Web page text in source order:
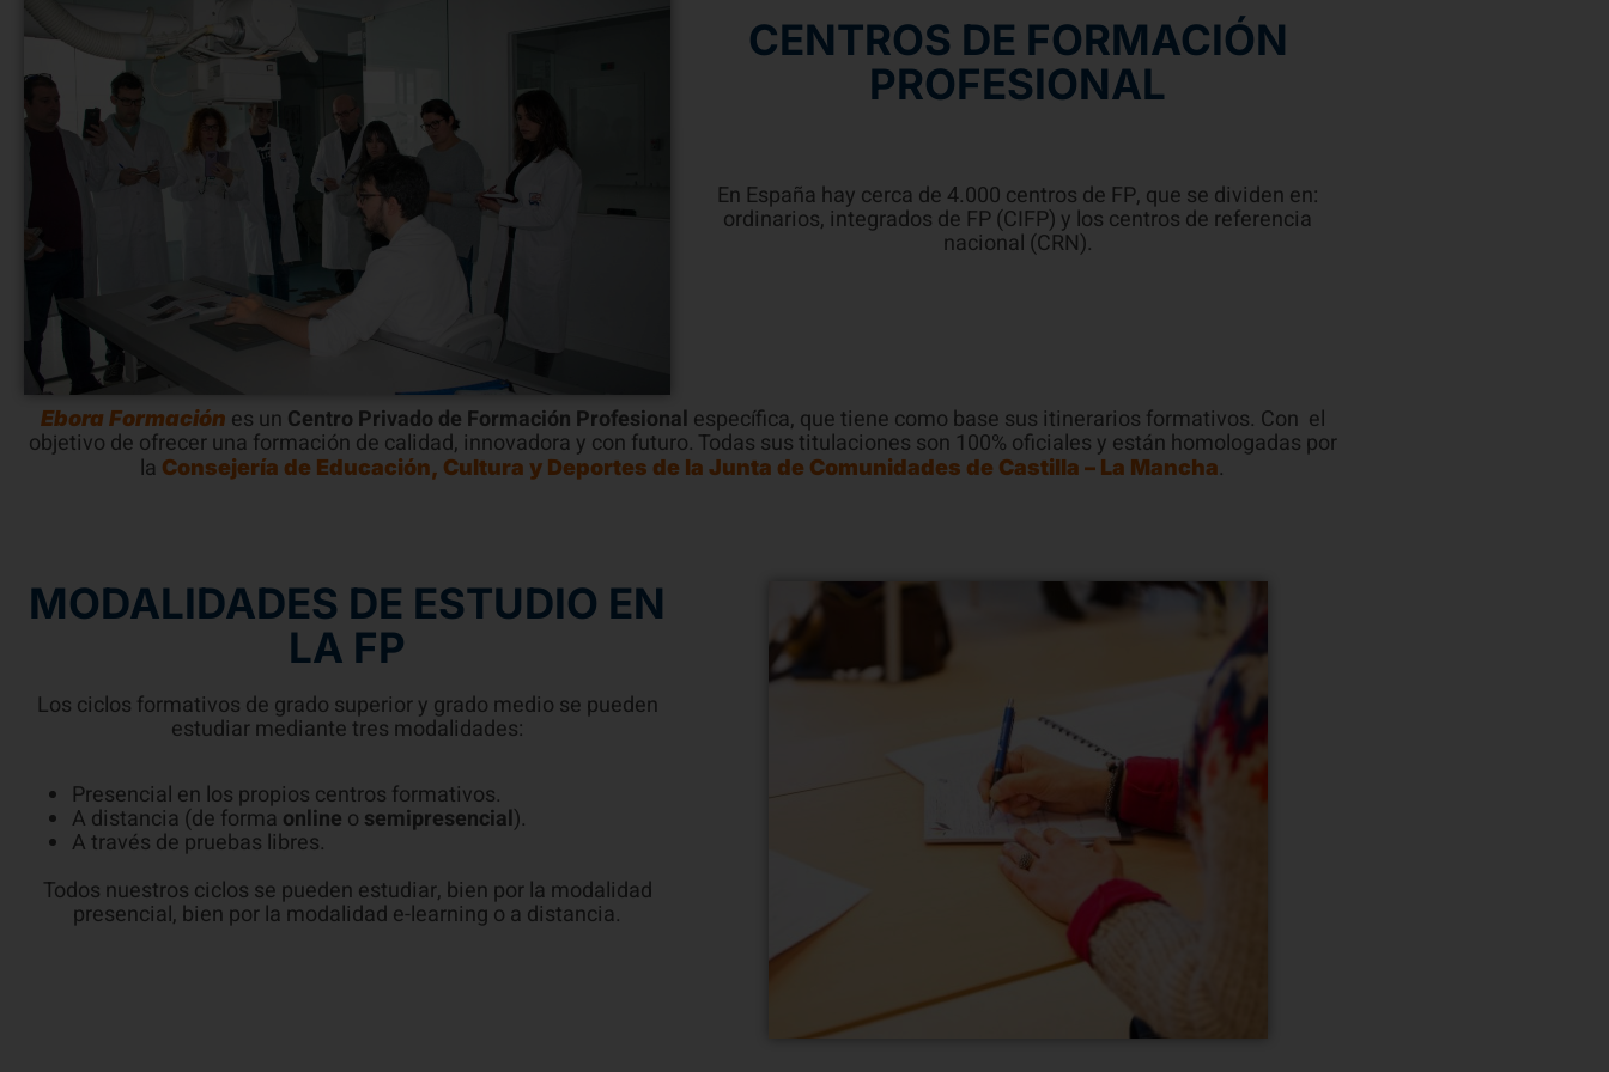
CENTROS DE FORMACIÓN
PROFESIONAL
En España hay cerca de 4.000 centros de FP, que se dividen en:
ordinarios, integrados de FP (CIFP) y los centros de referencia
nacional (CRN).
Ebora Formación es un Centro Privado de Formación Profesional específica, que tiene como base sus itinerarios formativos. Con el
objetivo de ofrecer una formación de calidad, innovadora y con futuro. Todas sus titulaciones son 100% oficiales y están homologadas por
la Consejería de Educación, Cultura y Deportes de la Junta de Comunidades de Castilla – La Mancha.
MODALIDADES DE ESTUDIO EN
LA FP
Los ciclos formativos de grado superior y grado medio se pueden
estudiar mediante tres modalidades:
Presencial en los propios centros formativos.
A distancia (de forma online o semipresencial).
A través de pruebas libres.
Todos nuestros ciclos se pueden estudiar, bien por la modalidad
presencial, bien por la modalidad e-learning o a distancia.